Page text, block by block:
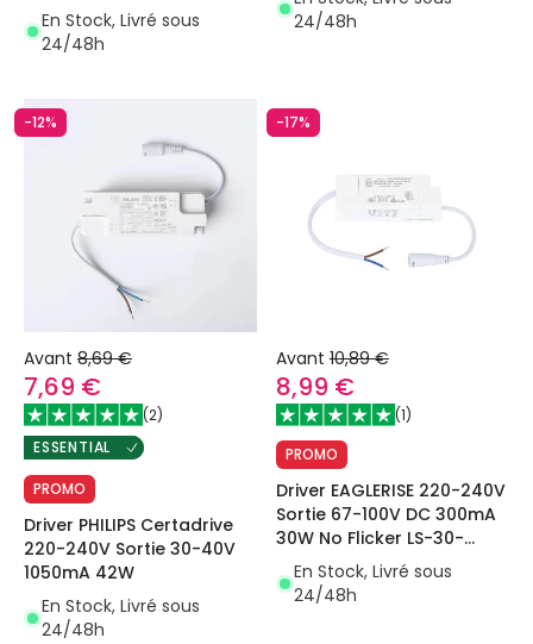
GIR009YS
En Stock, Livré sous
24/48h
24/48h
-12%
Avant 8,69 €
7,69 €
(2)
ESSENTIAL
PROMO
Driver PHILIPS Certadrive
220-240V Sortie 30-40V
1050mA 42W
En Stock, Livré sous
24/48h
-17%
Avant 10,89 €
8,99 €
(1)
PROMO
Driver EAGLERISE 220-240V
Sortie 67-100V DC 300mA
30W No Flicker LS-30-
300RI
En Stock, Livré sous
24/48h